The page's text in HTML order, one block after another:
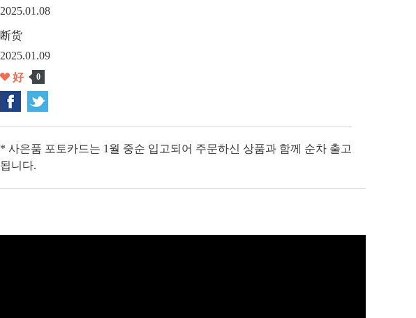
2025.01.08
断货
2025.01.09
好 0
* 사은품 포토카드는 1월 중순 입고되어 주문하신 상품과 함께 순차 출고
됩니다.